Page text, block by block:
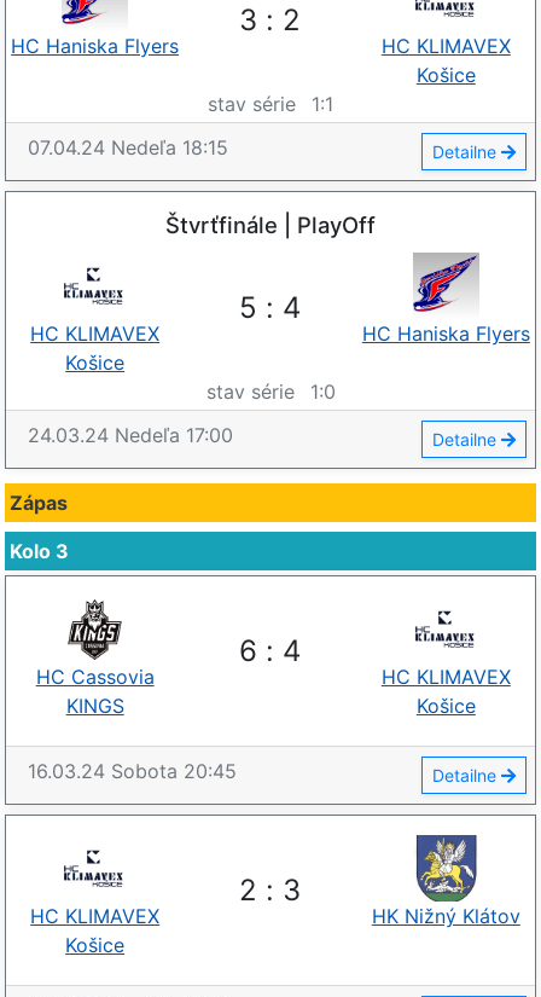
3 : 2
HC Haniska Flyers
HC KLIMAVEX
Košice
stav série
1:1
07.04.24 Nedeľa 18:15 Detailne
Štvrťfinále | PlayOff
5 : 4
HC KLIMAVEX
Košice
HC Haniska Flyers
stav série 1:0
24.03.24 Nedeľa 17:00 Detailne
Zápas
Kolo 3
6 : 4
HC Cassovia
KINGS
HC KLIMAVEX
Košice
16.03.24 Sobota 20:45 Detailne
2 : 3
HC KLIMAVEX
Košice
HK Nižný Klátov